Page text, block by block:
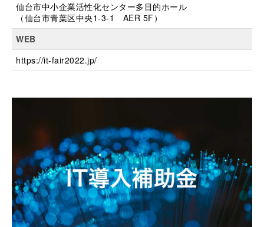
仙台市中小企業活性化センター多目的ホール
（仙台市青葉区中央1-3-1 AER 5F）
WEB
https://it-fair2022.jp/